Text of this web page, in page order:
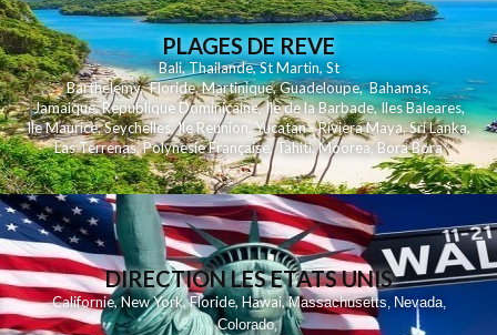
PLAGES DE REVE
Bali,Thailande,St Martin,St
Barthelemy,Floride,Martinique,Guadeloupe,Bahamas,
Jamaique,Republique Dominicaine,Ile de la Barbade,Iles Baleares,
Ile Maurice,Seychelles,Ile Reunion,Yucatan - Riviera Maya,Sri Lanka,
Las Terrenas,Polynesie Française,Tahiti,Moorea, Bora Bora
DIRECTION LES ETATS UNIS
Californie,New York,Floride,Hawai,Massachusetts, Nevada,
Colorado,